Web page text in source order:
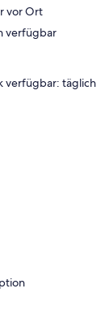
vor Ort
verfügbar
verfügbar: täglich